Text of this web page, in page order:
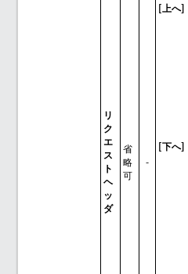
リ
ク
エ
ス
ト
ヘ
ッ
ダ
省
略
可
-
[上へ]
[下へ]